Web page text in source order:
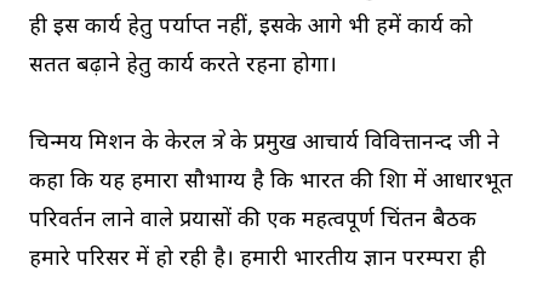
ही इस कार्य हेतु पर्याप्त नहीं, इसके आगे भी हमें कार्य को
सतत बढ़ाने हेतु कार्य करते रहना होगा।
चिन्मय मिशन के केरल क्षेत्र के प्रमुख आचार्य विवित्तानन्द जी ने
कहा कि यह हमारा सौभाग्य है कि भारत की शिक्षा में आधारभूत
परिवर्तन लाने वाले प्रयासों की एक महत्वपूर्ण चिंतन बैठक
हमारे परिसर में हो रही है। हमारी भारतीय ज्ञान परम्परा ही